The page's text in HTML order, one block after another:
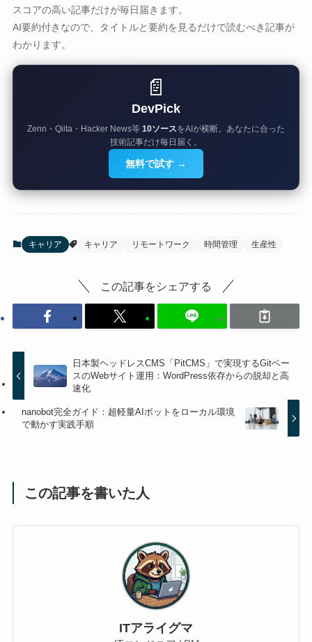
スコアの高い記事だけが毎日届きます。
AI要約付きなので、タイトルと要約を見るだけで読むべき記事が
わかります。
📄
DevPick
Zenn・Qiita・Hacker News等 10ソースをAIが横断。あなたに合った
技術記事だけ毎日届く。
無料で試す →
キャリア キャリア リモートワーク 時間管理 生産性
この記事をシェアする
日本製ヘッドレスCMS「PitCMS」で実現するGitベー
スのWebサイト運用：WordPress依存からの脱却と高
速化
nanobot完全ガイド：超軽量AIボットをローカル環境
で動かす実践手順
この記事を書いた人
ITアライグマ